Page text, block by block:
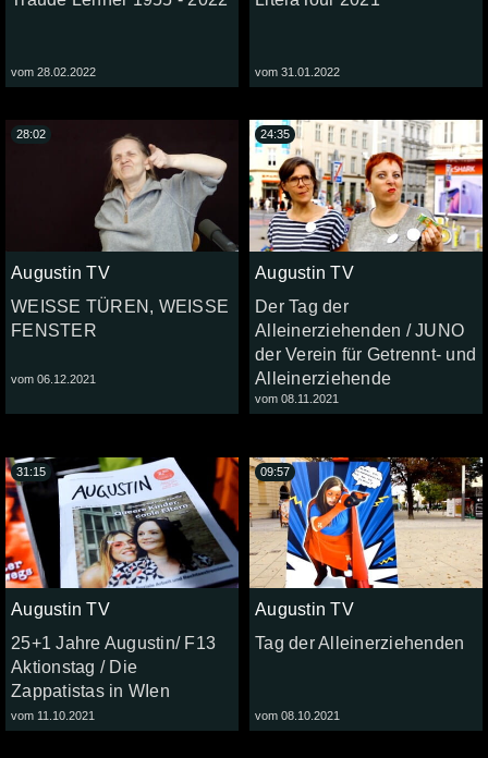
vom 28.02.2022 vom 31.01.2022
Augustin TV
WEISSE TÜREN, WEISSE
FENSTER
vom 06.12.2021
28:02
Augustin TV
Der Tag der
Alleinerziehenden / JUNO
der Verein für Getrennt- und
Alleinerziehende
vom 08.11.2021
24:35
Augustin TV
25+1 Jahre Augustin/ F13
Aktionstag / Die
Zappatistas in WIen
vom 11.10.2021
31:15
Augustin TV
Tag der Alleinerziehenden
vom 08.10.2021
09:57